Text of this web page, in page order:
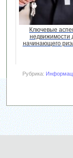
Ключевые
недвижимости
начинающего
Рубрика: